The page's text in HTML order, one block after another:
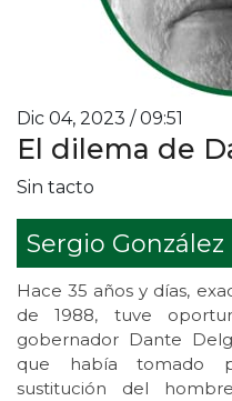
Dic 04, 2023 / 09:51
El dilema de
Sin tacto
Sergio
Hace 35 años y días,
de 1988, tuve
gobernador Dante
que había tomado
sustitución del